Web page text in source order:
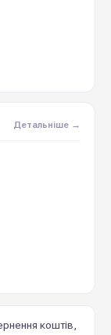
Детальніше →
коштів,